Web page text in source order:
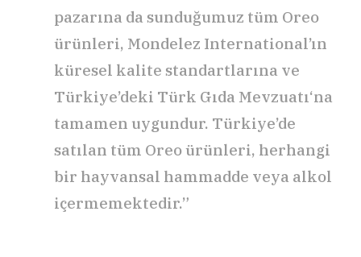
pazarına da sunduğumuz tüm Oreo
ürünleri, Mondelez International’ın
küresel kalite standartlarına ve
Türkiye’deki Türk Gıda Mevzuatı‘na
tamamen uygundur. Türkiye’de
satılan tüm Oreo ürünleri, herhangi
bir hayvansal hammadde veya alkol
içermemektedir.”